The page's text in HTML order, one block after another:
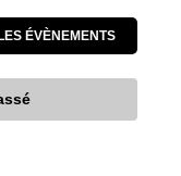
ÉVÈNEMENTS